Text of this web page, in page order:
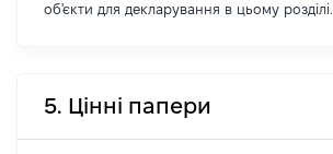
об'єкти для декларування в цьому розділі.
5. Цінні папери